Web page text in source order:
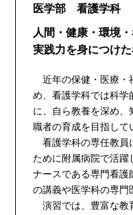
医学部 看護学科
人間・健康・環境
実践力を身につけ
近年の保健・医療・
め、看護学科では科学
に、自ら教養を深め、
職者の育成を目指して
看護学科の専任教員
ために附属病院で活躍
ナースである専門看護
の講義や医学科の専門
演習では、豊富な教